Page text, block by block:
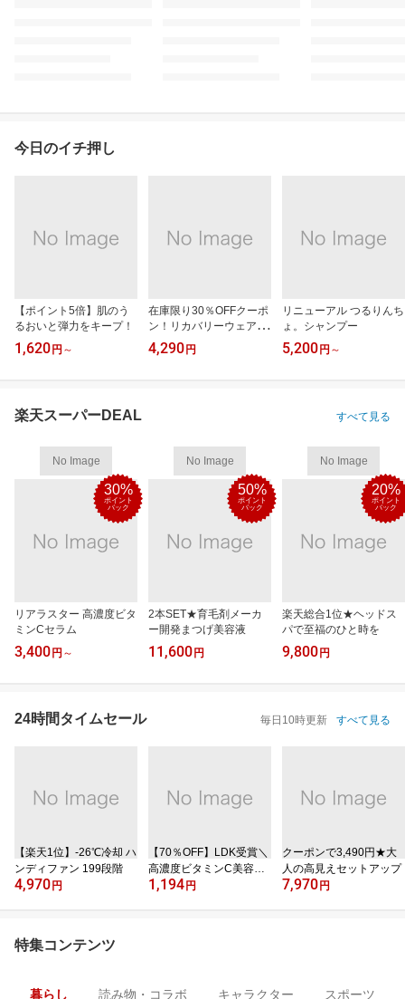
今日のイチ押し
【ポイント5倍】肌のう
るおいと弾力をキープ！
1,620 円 ～
在庫限り30％OFFクーポ
ン！リカバリーウェアRe
D
4,290 円
リニューアル つるりんち
ょ。シャンプー
5,200 円 ～
楽天スーパーDEAL すべて見る
No Image
30%
ポイント
バック
リアラスター 高濃度ビタ
ミンCセラム
3,400 円 ～
No Image
50%
ポイント
バック
2本SET★育毛剤メーカ
ー開発まつげ美容液
11,600 円
No Image
20%
ポイント
バック
楽天総合1位★ヘッドス
パで至福のひと時を
9,800 円
24時間タイムセール 毎日10時更新 すべて見る
【楽天1位】‐26℃冷却 ハ
ンディファン 199段階
4,970 円
【70％OFF】LDK受賞＼
高濃度ビタミンC美容液
／
1,194 円
クーポンで3,490円★大
人の高見えセットアップ
7,970 円
特集コンテンツ
暮らし 読み物・コラボ キャラクター スポーツ